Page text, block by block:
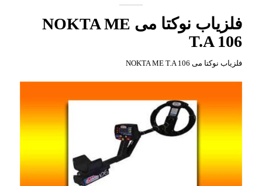
فلزیاب
نوکتا می NOKTA ME
T.A 106
فلزیاب نوکتا می NOKTA ME T.A 106